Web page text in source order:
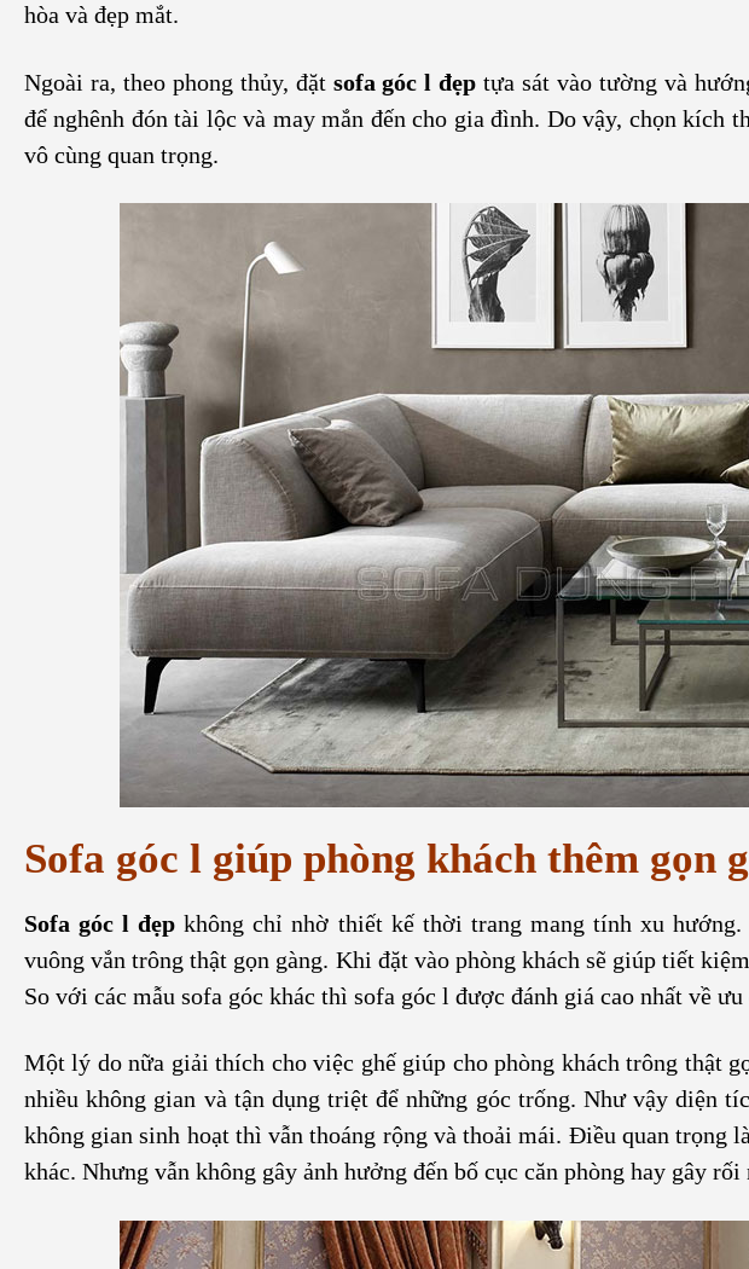
hòa và đẹp mắt.
Ngoài ra, theo phong thủy, đặt sofa góc l đẹp tựa sát vào tường và
để nghênh đón tài lộc và may mắn đến cho gia đình. Do vậy, chọn kích
vô cùng quan trọng.
Sofa góc l giúp phòng khách thêm gọn
Sofa góc l đẹp không chỉ nhờ thiết kế thời trang mang tính xu
vuông vắn trông thật gọn gàng. Khi đặt vào phòng khách sẽ giúp tiết
So với các mẫu sofa góc khác thì sofa góc l được đánh giá cao nhất về ưu
Một lý do nữa giải thích cho việc ghế giúp cho phòng khách trông thật
nhiều không gian và tận dụng triệt để những góc trống. Như vậy diện
không gian sinh hoạt thì vẫn thoáng rộng và thoải mái. Điều quan trọng
khác. Nhưng vẫn không gây ảnh hưởng đến bố cục căn phòng hay gây rối